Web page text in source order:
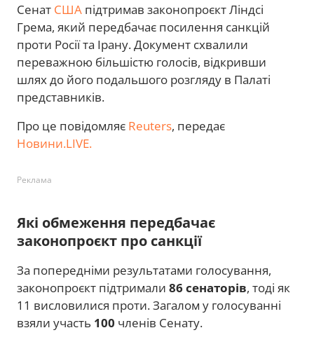
Сенат США підтримав законопроєкт Ліндсі
Грема, який передбачає посилення санкцій
проти Росії та Ірану. Документ схвалили
переважною більшістю голосів, відкривши
шлях до його подальшого розгляду в Палаті
представників.
Про це повідомляє Reuters, передає
Новини.LIVE.
Реклама
Які обмеження передбачає
законопроєкт про санкції
За попередніми результатами голосування,
законопроєкт підтримали 86 сенаторів, тоді як
11 висловилися проти. Загалом у голосуванні
взяли участь 100 членів Сенату.